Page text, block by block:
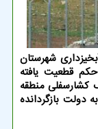
شهرستان
حكم قطعیت یافته
پلاك كشارسفلی منطقه
بازگردانده